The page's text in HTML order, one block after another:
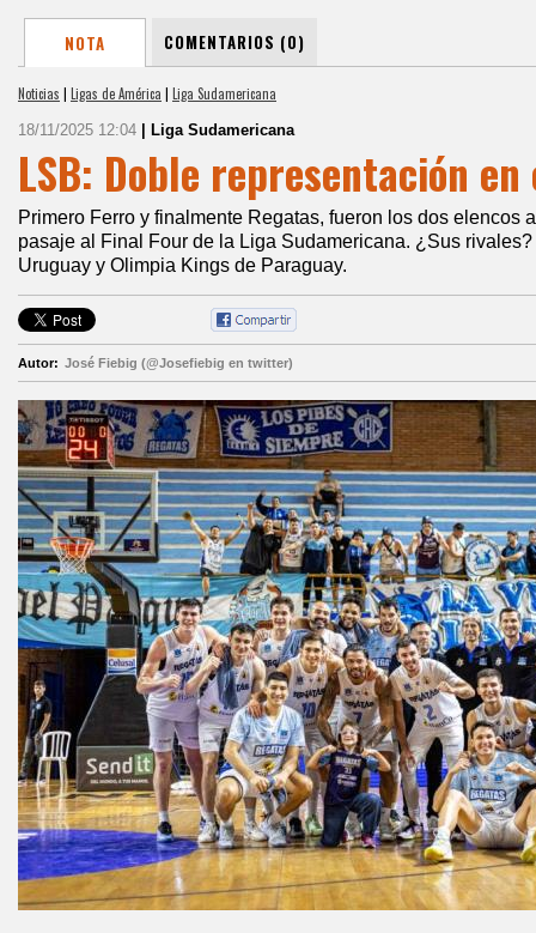
NOTA COMENTARIOS (0)
Noticias | Ligas de América | Liga Sudamericana
18/11/2025 12:04 | Liga Sudamericana
LSB: Doble representación en
Primero Ferro y finalmente Regatas, fueron los dos elencos
pasaje al Final Four de la Liga Sudamericana. ¿Sus
Uruguay y Olimpia Kings de Paraguay.
Autor: José Fiebig (@Josefiebig en twitter)